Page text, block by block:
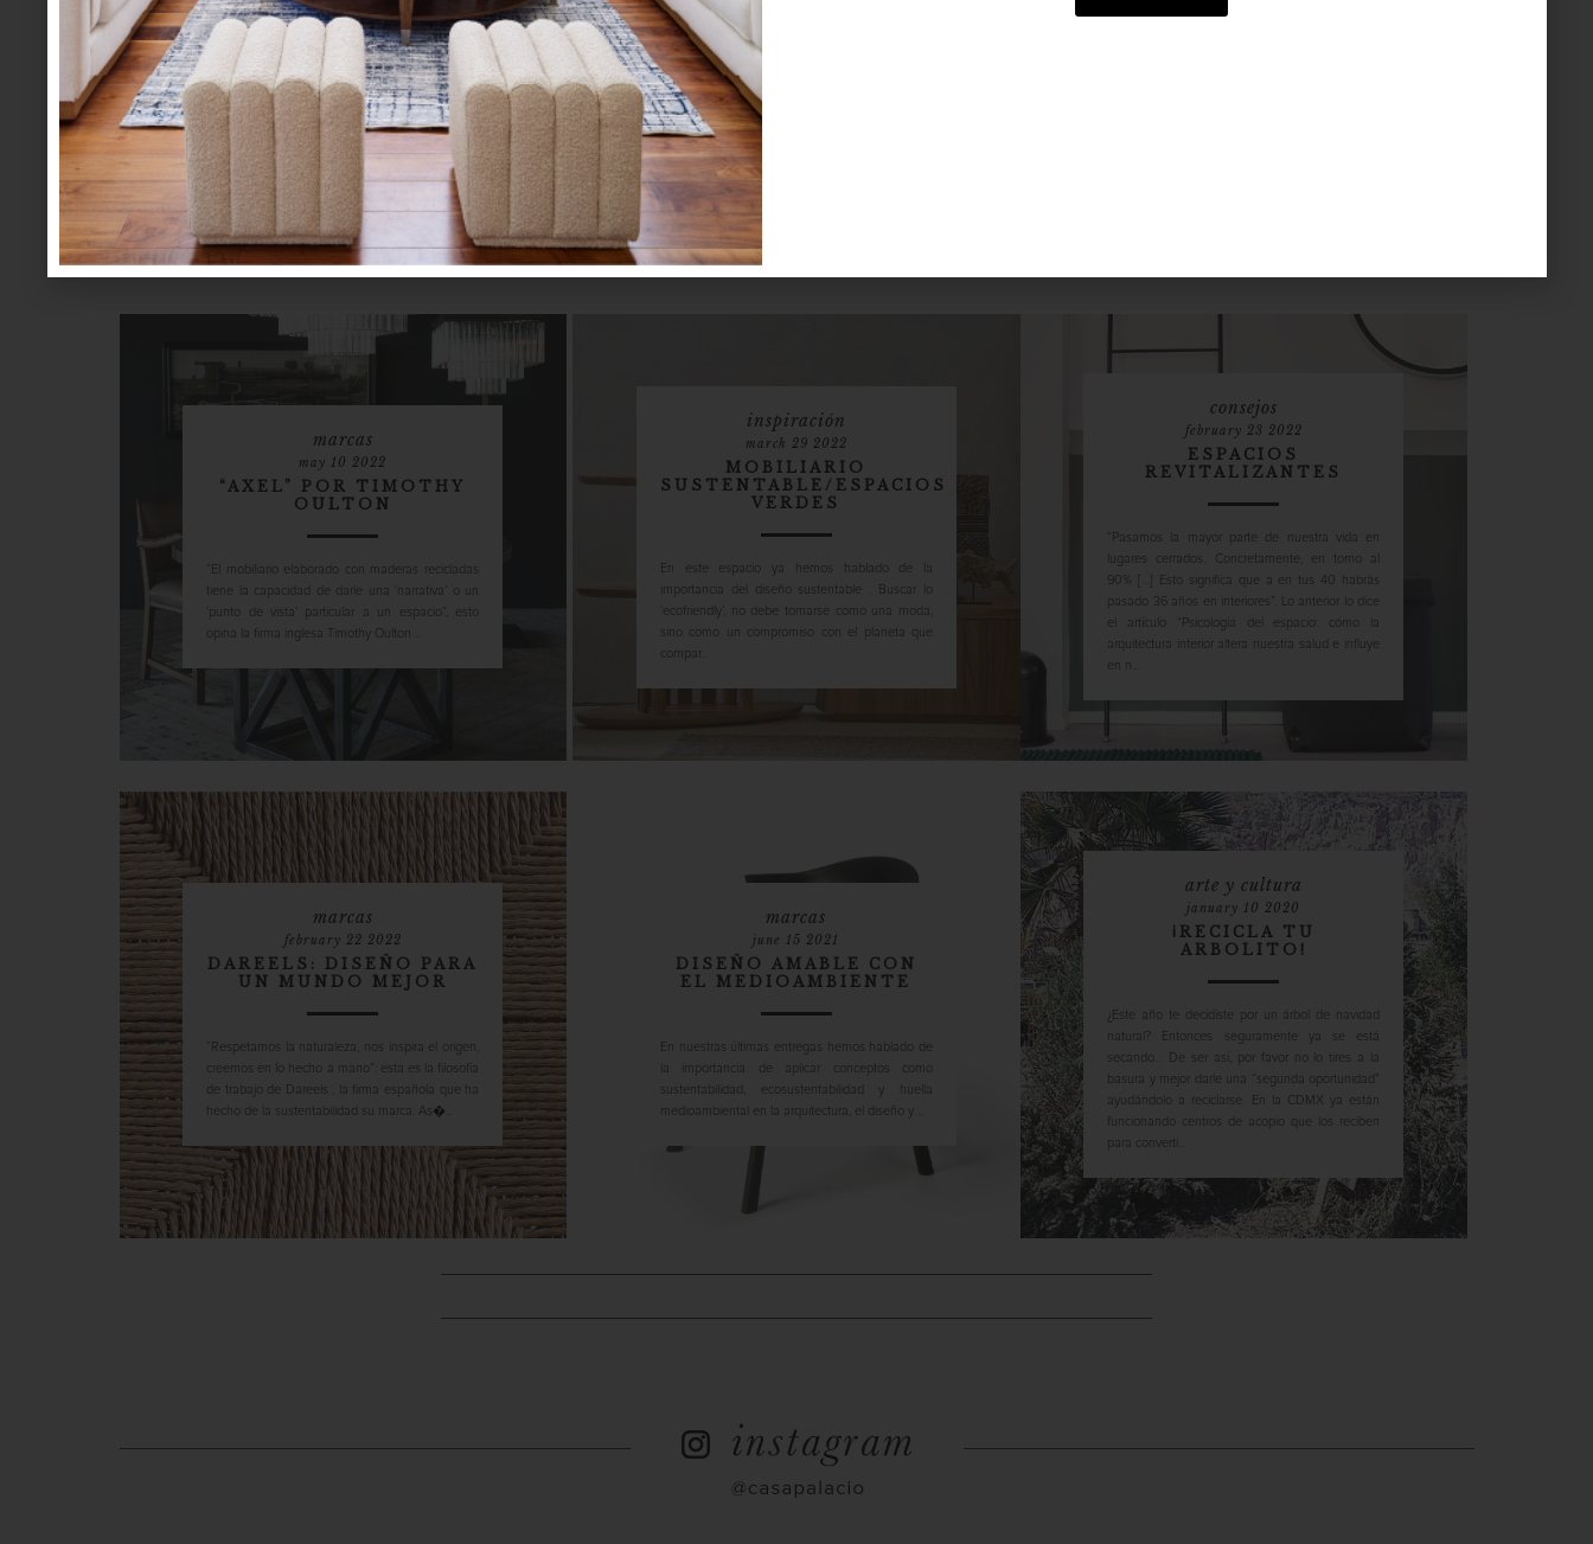
marcas
may 10 2022
“AXEL” POR TIMOTHY
OULTON
“El mobiliario elaborado con maderas recicladas
tiene la capacidad de darle una ‘narrativa’ o un
‘punto de vista’ particular a un espacio”, esto
opina la firma inglesa Timothy Oulton ...
inspiración
march 29 2022
MOBILIARIO
SUSTENTABLE/ESPACIOS
VERDES
En este espacio ya hemos hablado de la
importancia del diseño sustentable . Buscar lo
‘ecofriendly’, no debe tomarse como una moda,
sino como un compromiso con el planeta que
compar...
consejos
february 23 2022
ESPACIOS
REVITALIZANTES
“Pasamos la mayor parte de nuestra vida en
lugares cerrados. Concretamente, en torno al
90% […] Esto significa que a en tus 40 habrás
pasado 36 años en interiores”. Lo anterior lo dice
el artículo “Psicología del espacio: cómo la
arquitectura interior altera nuestra salud e influye
marcas
february 22 2022
DAREELS: DISEÑO PARA
UN MUNDO MEJOR
“Respetamos la naturaleza, nos inspira el origen,
creemos en lo hecho a mano”: esta es la filosofía
de trabajo de Dareels , la firma española que ha
hecho de la sustentabilidad su marca. As�...
marcas
june 15 2021
DISEÑO AMABLE CON
EL MEDIOAMBIENTE
En nuestras últimas entregas hemos hablado de
la importancia de aplicar conceptos como
sustentabilidad, ecosustentabilidad y huella
medioambiental en la arquitectura, el diseño y ...
arte y cultura
january 10 2020
¡RECICLA TU
ARBOLITO!
¿Este año te decidiste por un árbol de navidad
natural? Entonces seguramente ya se está
secando… De ser así, por favor no lo tires a la
basura y mejor darle una “segunda oportunidad”
ayudándolo a reciclarse. En la CDMX ya están
funcionando centros de acopio que los reciben
para converti...